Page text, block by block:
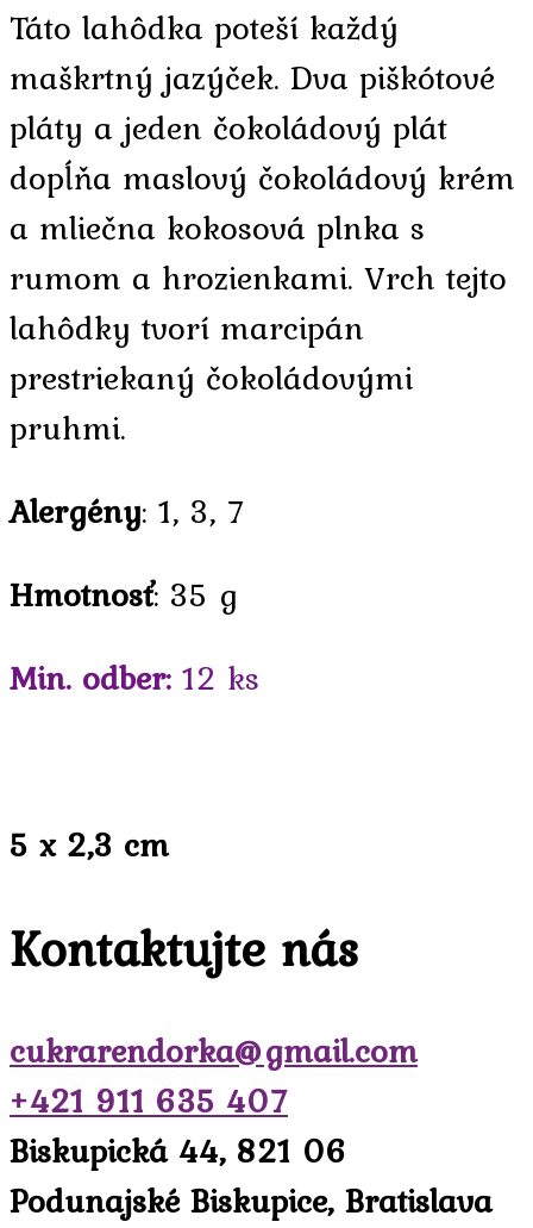
Táto lahôdka poteší každý
maškrtný jazýček. Dva piškótové
pláty a jeden čokoládový plát
dopĺňa maslový čokoládový krém
a mliečna kokosová plnka s
rumom a hrozienkami. Vrch tejto
lahôdky tvorí marcipán
prestriekaný čokoládovými
pruhmi.
Alergény: 1, 3, 7
Hmotnosť: 35 g
Min. odber: 12 ks
5 x 2,3 cm
Kontaktujte nás
cukrarendorka@gmail.com
+421 911 635 407
Biskupická 44, 821 06
Podunajské Biskupice, Bratislava